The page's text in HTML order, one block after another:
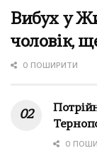
Вибух у
чоловік,
0 ПОШИРИТИ
0